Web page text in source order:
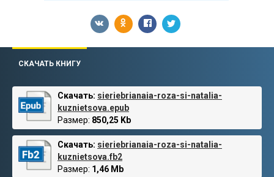
СКАЧАТЬ КНИГУ
Скачать: sieriebrianaia-roza-si-natalia-
kuznietsova.epub
Размер: 850,25 Kb
Скачать: sieriebrianaia-roza-si-natalia-
kuznietsova.fb2
Размер: 1,46 Mb